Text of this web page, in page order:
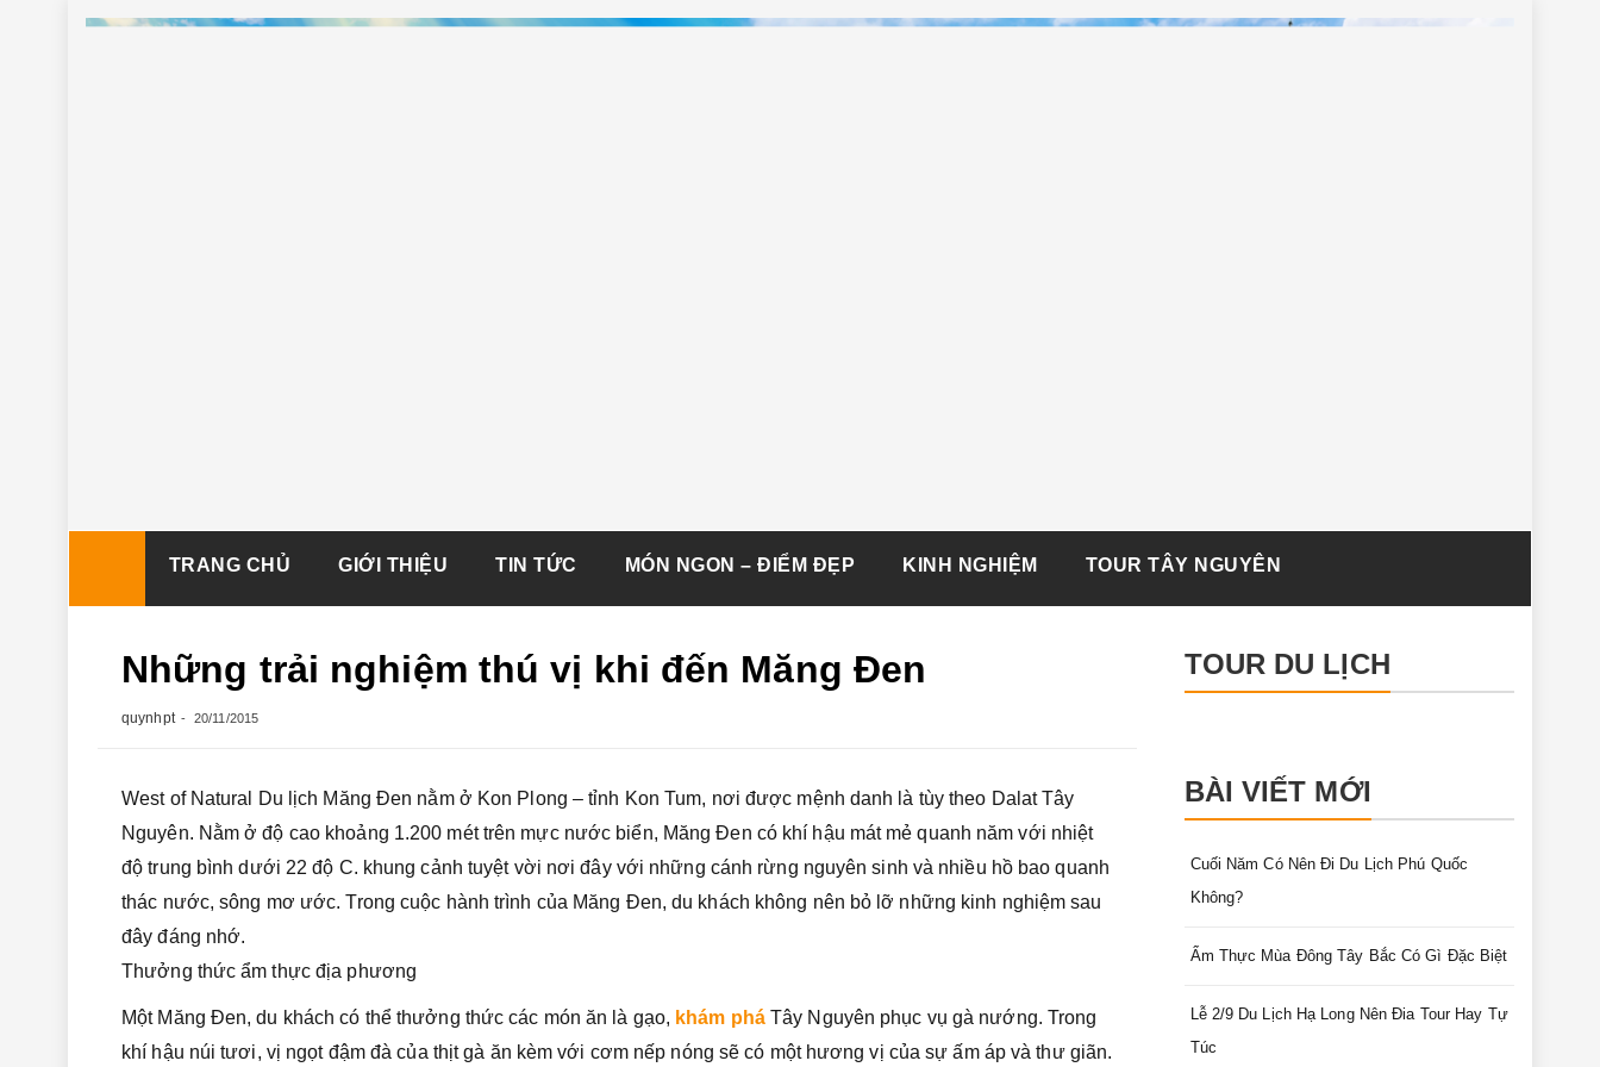
TRANG CHỦ GIỚI THIỆU TIN TỨC MÓN NGON – ĐIỂM ĐẸP KINH NGHIỆM TOUR TÂY NGUYÊN
Những trải nghiệm thú vị khi đến Măng Đen
quynhpt 20/11/2015
West of Natural Du lịch Măng Đen nằm ở Kon Plong – tỉnh Kon Tum, nơi được mệnh danh là tùy theo Dalat Tây
Nguyên. Nằm ở độ cao khoảng 1.200 mét trên mực nước biển, Măng Đen có khí hậu mát mẻ quanh năm với nhiệt
độ trung bình dưới 22 độ C. khung cảnh tuyệt vời nơi đây với những cánh rừng nguyên sinh và nhiều hồ bao quanh
thác nước, sông mơ ước. Trong cuộc hành trình của Măng Đen, du khách không nên bỏ lỡ những kinh nghiệm sau
đây đáng nhớ.
Thưởng thức ẩm thực địa phương
Một Măng Đen, du khách có thể thưởng thức các món ăn là gạo, khám phá Tây Nguyên phục vụ gà nướng. Trong
khí hậu núi tươi, vị ngọt đậm đà của thịt gà ăn kèm với cơm nếp nóng sẽ có một hương vị của sự ấm áp và thư giãn.
TOUR DU LỊCH
BÀI VIẾT MỚI
Cuối Năm Có Nên Đi Du Lịch Phú Quốc
Không?
Ẩm Thực Mùa Đông Tây Bắc Có Gì Đặc Biệt
Lễ 2/9 Du Lịch Hạ Long Nên Đia Tour Hay Tự
Túc